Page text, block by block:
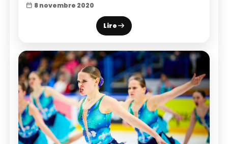
8 novembre 2020
Lire